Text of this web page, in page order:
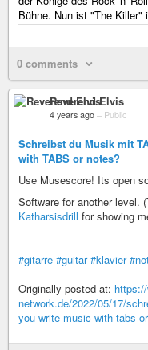
Bühne. Nun ist "The Killer"
0 comments
Reverend Elvis
4 years ago – Public
Schreibst du Musik mit
with TABS or notes?
Use Musescore! Its open
Software for another level.
Katharsisdrill for showing
#gitarre #guitar #klavier
Originally posted at:
network.de/2022/05/17/
you-write-music-with-tabs-